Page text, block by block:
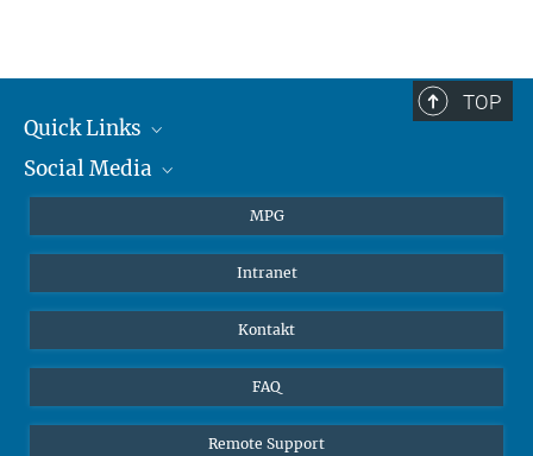
+49 6131 305-1309
Hahn-Meitner-Weg 1, 55128 Mainz
TOP
Quick Links
Journalisten
Alumni
Social Media
Facebook
Instagram
YouTube
MPG
Intranet
Kontakt
FAQ
Remote Support